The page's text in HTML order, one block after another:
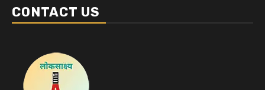
CONTACT US